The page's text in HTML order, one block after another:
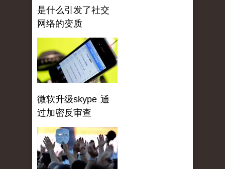
是什么引发了社交
网络的变质
微软升级skype 通
过加密反审查